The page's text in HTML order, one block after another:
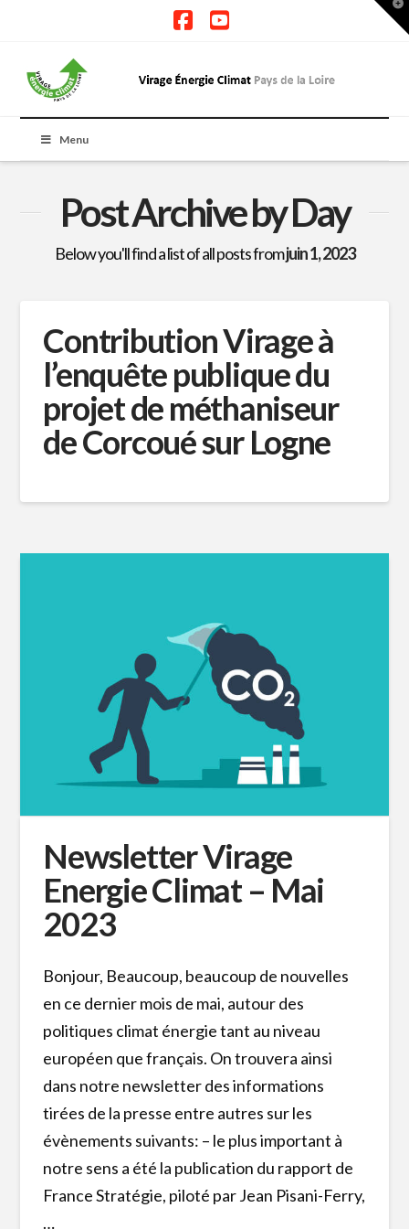
Menu
Post Archive by Day
Below you'll find a list of all posts fromjuin 1, 2023
Contribution Virage à
l’enquête publique du
projet de méthaniseur
de Corcoué sur Logne
Newsletter Virage
Energie Climat – Mai
2023
Bonjour, Beaucoup, beaucoup de nouvelles
en ce dernier mois de mai, autour des
politiques climat énergie tant au niveau
européen que français. On trouvera ainsi
dans notre newsletter des informations
tirées de la presse entre autres sur les
évènements suivants: – le plus important à
notre sens a été la publication du rapport de
France Stratégie, piloté par Jean Pisani-Ferry,
…